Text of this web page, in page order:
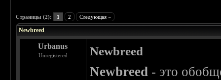
Страницы (2): 1 2 Следующая »
Newbreed
Urbanus
Unregistered Newbreed
Newbreed - это